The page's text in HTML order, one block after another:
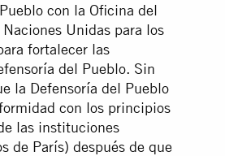
con la Oficina del
Unidas para los
fortalecer las
del Pueblo. Sin
la Defensoría del Pueblo
con los principios
las instituciones
de París) después de que